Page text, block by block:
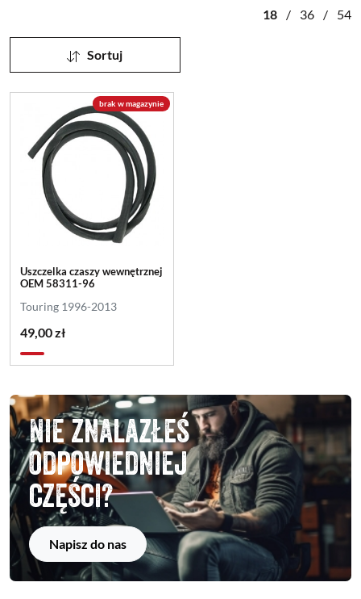
18 / 36 / 54
Sortuj
brak w magazynie
Uszczelka czaszy wewnętrznej
OEM 58311-96
Touring 1996-2013
49,00 zł
Nie znalazłeś
odpowiedniej
części?
Napisz do nas